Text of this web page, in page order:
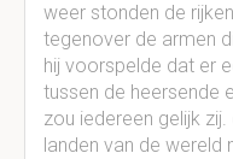
weer stonden de
tegenover de armen
hij voorspelde dat er
tussen de heersende
zou iedereen gelijk
landen van de wereld